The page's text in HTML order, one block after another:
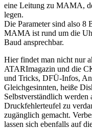
eine Leitung zu MAMA,
legen.
Die Parameter sind also 8
MAMA ist rund um die
Baud ansprechbar.
Hier findet man nicht nur
ATARImagazin und die
und Tricks, DFÜ-Infos,
Gleichgesinnten, heiße
Selbstverständlich
Druckfehlerteufel zu
zugänglich gemacht.
lassen sich ebenfalls auf